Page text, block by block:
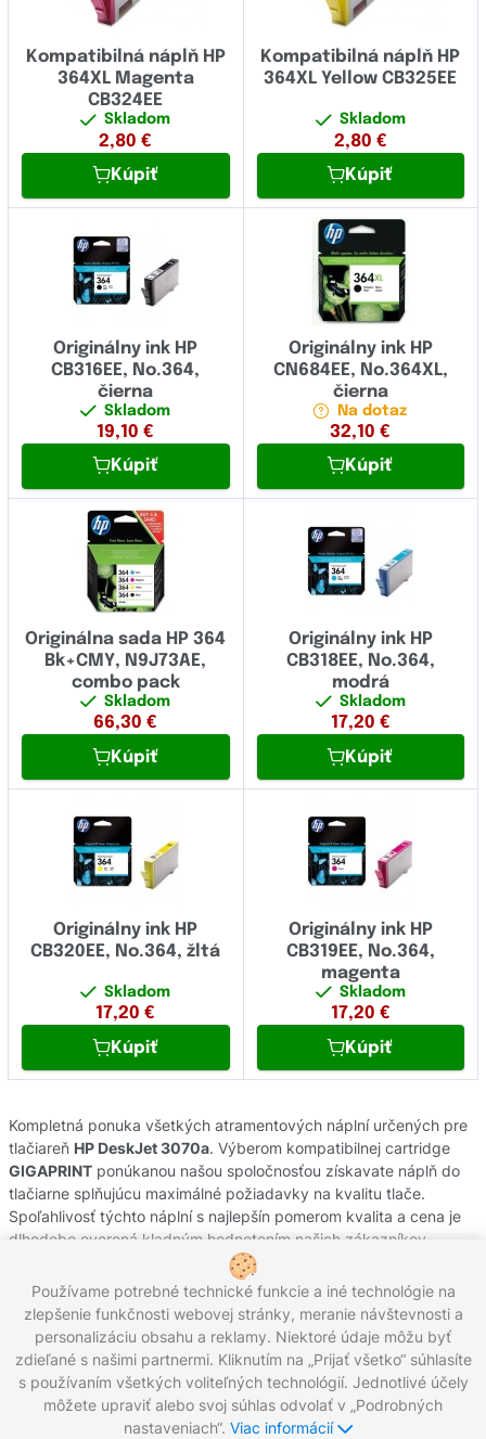
Kompatibilná náplň HP
364XL Magenta
CB324EE
Skladom
2,80 €
Kúpiť
Kompatibilná náplň HP
364XL Yellow CB325EE
Skladom
2,80 €
Kúpiť
Originálny ink HP
CB316EE, No.364,
čierna
Skladom
19,10 €
Kúpiť
Originálny ink HP
CN684EE, No.364XL,
čierna
Na dotaz
32,10 €
Kúpiť
Originálna sada HP 364
Bk+CMY, N9J73AE,
combo pack
Skladom
66,30 €
Kúpiť
Originálny ink HP
CB318EE, No.364,
modrá
Skladom
17,20 €
Kúpiť
Originálny ink HP
CB320EE, No.364, žltá
Skladom
17,20 €
Kúpiť
Originálny ink HP
CB319EE, No.364,
magenta
Skladom
17,20 €
Kúpiť
Kompletná ponuka všetkých atramentových náplní určených pre
tlačiareň HP DeskJet 3070a. Výberom kompatibilnej cartridge
GIGAPRINT ponúkanou našou spoločnosťou získavate náplň do
tlačiarne splňujúcu maximálné požiadavky na kvalitu tlače.
Spoľahlivosť týchto náplní s najlepšín pomerom kvalita a cena je
dlhodobo overená kladným hodnotením našich zákazníkov.
Originálne atramentové cartridge od výrobcov
oficiálnej slovenskej distribúcie s garanciou pôvodu. Potrebujete
poradiť s výberom náplní do Vašej tlačiarne, kontaktujte náš
zákaznícky servis, kde Vám radi pomôžeme.
Zavolajte nám: 0221 000 012
Pracovné dni 8:00 - 16:30
Používame potrebné technické funkcie a iné technológie na
zlepšenie funkčnosti webovej stránky, meranie návštevnosti a
personalizáciu obsahu a reklamy. Niektoré údaje môžu byť
zdieľané s našimi partnermi. Kliknutím na „Prijať všetko“ súhlasíte
s používaním všetkých voliteľných technológií. Jednotlivé účely
môžete upraviť alebo svoj súhlas odvolať v „Podrobných
nastaveniach“. Viac informácií